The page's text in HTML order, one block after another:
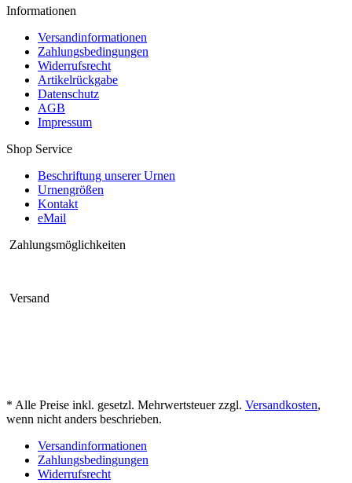
Informationen
Versandinformationen
Zahlungsbedingungen
Widerrufsrecht
Artikelrückgabe
Datenschutz
AGB
Impressum
Shop Service
Beschriftung unserer Urnen
Urnengrößen
Kontakt
eMail
Zahlungsmöglichkeiten
Versand
* Alle Preise inkl. gesetzl. Mehrwertsteuer zzgl. Versandkosten,
wenn nicht anders beschrieben.
Versandinformationen
Zahlungsbedingungen
Widerrufsrecht